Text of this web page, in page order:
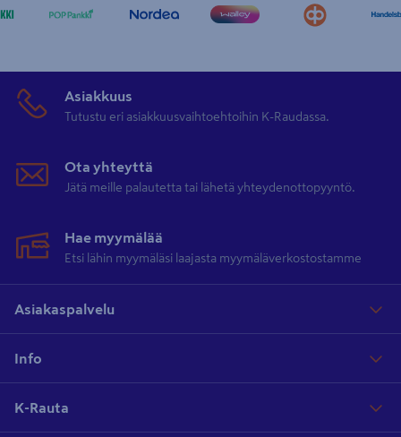
Asiakkuus
Tutustu eri asiakkuusvaihtoehtoihin K-Raudassa.
Ota yhteyttä
Jätä meille palautetta tai lähetä yhteydenottopyyntö.
Hae myymälää
Etsi lähin myymäläsi laajasta myymäläverkostostamme
Asiakaspalvelu
Info
K-Rauta